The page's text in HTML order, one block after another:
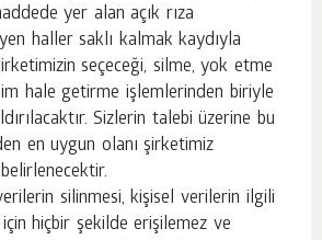
yer alan açık rıza
haller saklı kalmak kaydıyla
seçeceği, silme, yok etme
hale getirme işlemlerinden biriyle
Sizlerin talebi üzerine bu
en uygun olanı şirketimiz
silinmesi, kişisel verilerin ilgili
için hiçbir şekilde erişilemez ve